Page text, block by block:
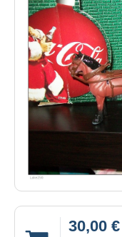
30,00 €